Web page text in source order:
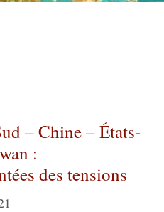
– Chine – États-
:
des tensions